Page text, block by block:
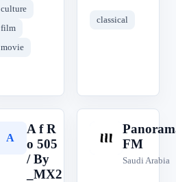
culture
film
movie
classical
A
A f R
o 505
/ By
_MX2
P
FM
Saudi Arabia